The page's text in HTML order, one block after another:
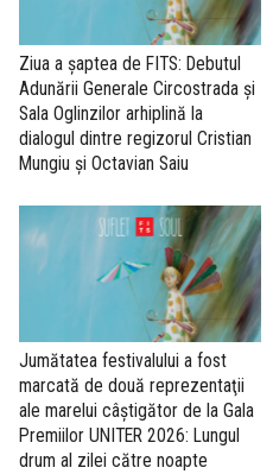
Ziua a șaptea de FITS: Debutul
Adunării Generale Circostrada şi
Sala Oglinzilor arhiplină la
dialogul dintre regizorul Cristian
Mungiu și Octavian Saiu
Jumătatea festivalului a fost
marcată de două reprezentaţii
ale marelui câștigător de la Gala
Premiilor UNITER 2026: Lungul
drum al zilei către noapte